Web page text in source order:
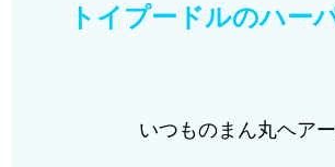
トイプードルのハー
いつものまん丸ヘア